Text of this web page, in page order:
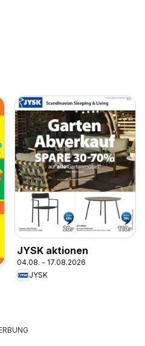
JYSK aktionen
04.08. - 17.08.2026
JYSK